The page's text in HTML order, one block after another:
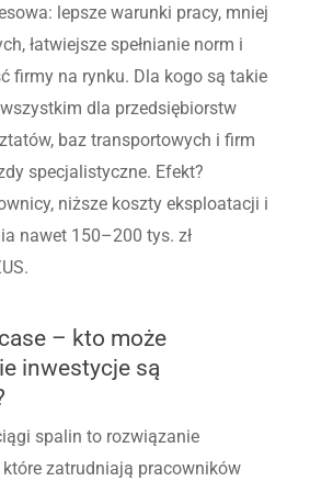
lepsze warunki pracy, mniej
łatwiejsze spełnianie norm i
firmy na rynku. Dla kogo są takie
dla przedsiębiorstw
baz transportowych i firm
specjalistyczne. Efekt?
niższe koszty eksploatacji i
nawet 150–200 tys. zł
– kto może
inwestycje są
spalin to rozwiązanie
zatrudniają pracowników